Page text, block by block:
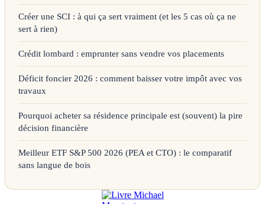
Créer une SCI : à qui ça sert vraiment (et les 5 cas où ça ne
sert à rien)
Crédit lombard : emprunter sans vendre vos placements
Déficit foncier 2026 : comment baisser votre impôt avec vos
travaux
Pourquoi acheter sa résidence principale est (souvent) la pire
décision financière
Meilleur ETF S&P 500 2026 (PEA et CTO) : le comparatif
sans langue de bois